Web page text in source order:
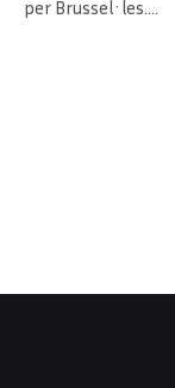
per Brussel·les.…